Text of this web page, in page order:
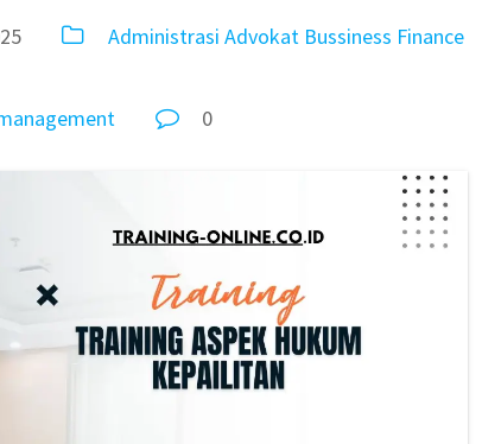
Administrasi Advokat Bussiness Finance
0